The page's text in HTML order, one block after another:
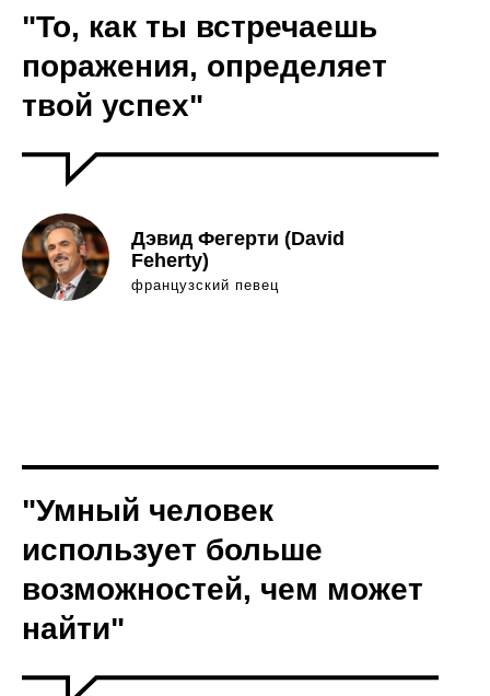
"То, как ты встречаешь
поражения, определяет
твой успех"
Дэвид Фегерти (David
Feherty)
французский певец
"Умный человек
использует больше
возможностей, чем может
найти"